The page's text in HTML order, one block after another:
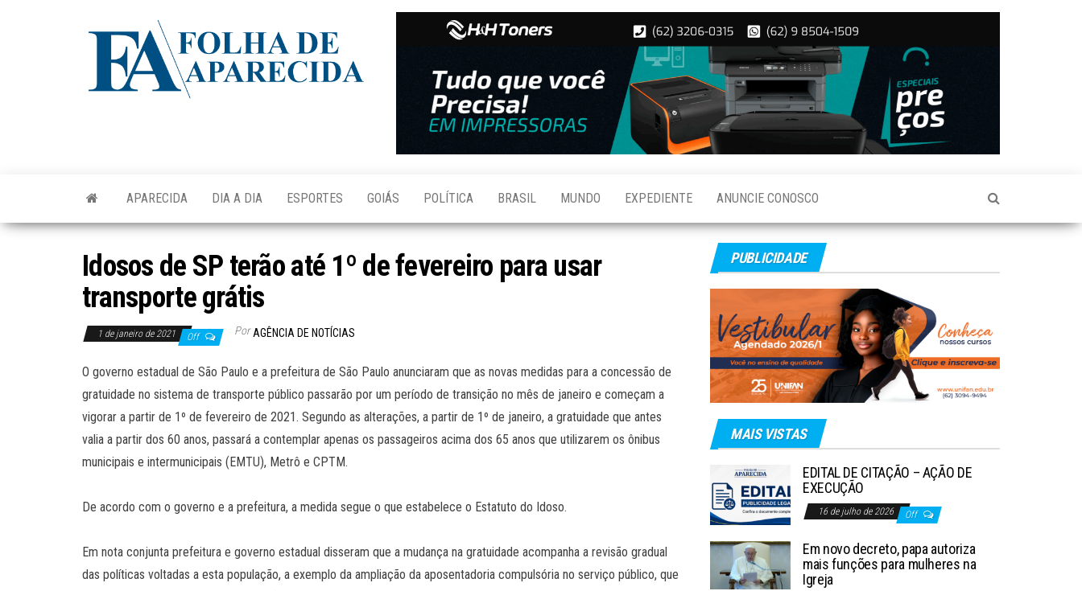
Aparecida
APARECIDA DIA A DIA ESPORTES GOIÁS POLÍTICA BRASIL MUNDO EXPEDIENTE ANUNCIE CONOSCO
Idosos de SP terão até 1º de fevereiro para usar
transporte grátis
1 de janeiro de 2021 Off Por AGÊNCIA DE NOTÍCIAS
O governo estadual de São Paulo e a prefeitura de São Paulo anunciaram que as novas medidas para a concessão de
gratuidade no sistema de transporte público passarão por um período de transição no mês de janeiro e começam a
vigorar a partir de 1º de fevereiro de 2021. Segundo as alterações, a partir de 1º de janeiro, a gratuidade que antes
valia a partir dos 60 anos, passará a contemplar apenas os passageiros acima dos 65 anos que utilizarem os ônibus
municipais e intermunicipais (EMTU), Metrô e CPTM.
De acordo com o governo e a prefeitura, a medida segue o que estabelece o Estatuto do Idoso.
Em nota conjunta prefeitura e governo estadual disseram que a mudança na gratuidade acompanha a revisão gradual
das políticas voltadas a esta população, a exemplo da ampliação da aposentadoria compulsória no serviço público, que
PUBLICIDADE
MAIS VISTAS
EDITAL DE CITAÇÃO – AÇÃO DE
EXECUÇÃO
16 de julho de 2026 Off
Em novo decreto, papa autoriza
mais funções para mulheres na
Igreja